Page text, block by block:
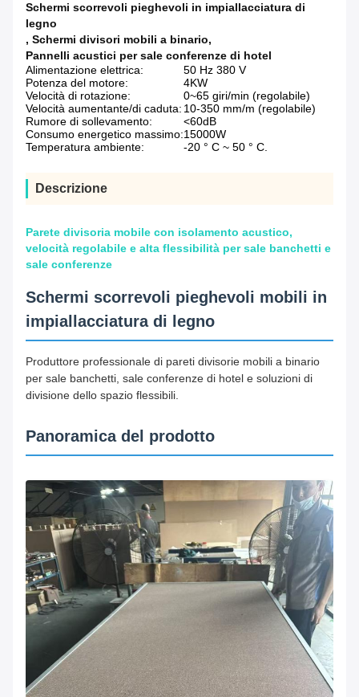
Schermi scorrevoli pieghevoli in impiallacciatura di
legno
, Schermi divisori mobili a binario,
Pannelli acustici per sale conferenze di hotel
Alimentazione elettrica:
50 Hz 380 V
Potenza del motore:
4KW
Velocità di rotazione:
0~65 giri/min (regolabile)
Velocità aumentante/di caduta: 10-350 mm/m (regolabile)
Rumore di sollevamento:
<60dB
Consumo energetico massimo:15000W
Temperatura ambiente:
-20 ° C ~ 50 ° C.
Descrizione
Parete divisoria mobile con isolamento acustico,
velocità regolabile e alta flessibilità per sale banchetti e
sale conferenze
Schermi scorrevoli pieghevoli mobili in
impiallacciatura di legno
Produttore professionale di pareti divisorie mobili a binario
per sale banchetti, sale conferenze di hotel e soluzioni di
divisione dello spazio flessibili.
Panoramica del prodotto